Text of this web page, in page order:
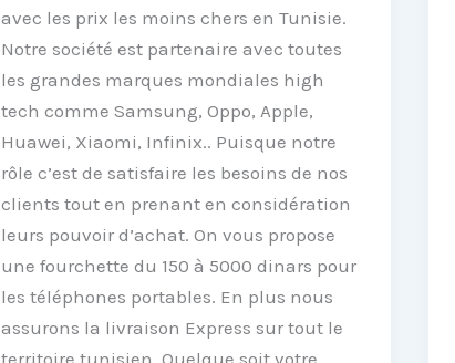
avec les prix les moins chers en Tunisie.
Notre société est partenaire avec toutes
les grandes marques mondiales high
tech comme Samsung, Oppo, Apple,
Huawei, Xiaomi, Infinix.. Puisque notre
rôle c’est de satisfaire les besoins de nos
clients tout en prenant en considération
leurs pouvoir d’achat. On vous propose
une fourchette du 150 à 5000 dinars pour
les téléphones portables. En plus nous
assurons la livraison Express sur tout le